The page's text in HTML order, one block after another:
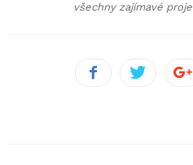
všechny zajímavé